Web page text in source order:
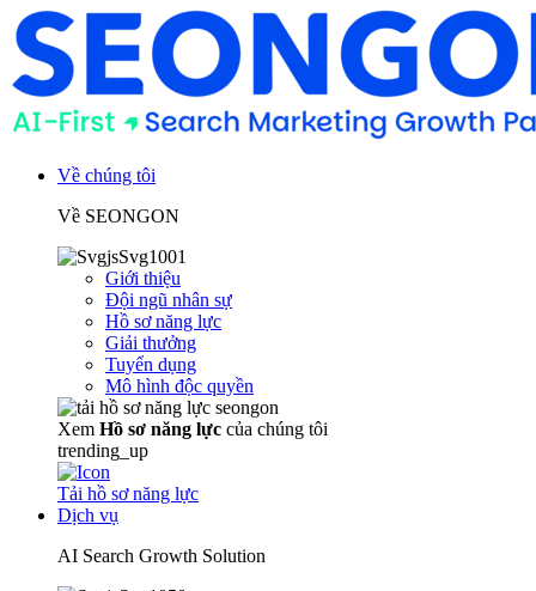
Về chúng tôi
Về SEONGON
Giới thiệu
Đội ngũ nhân sự
Hồ sơ năng lực
Giải thưởng
Tuyển dụng
Mô hình độc quyền
Xem Hồ sơ năng lực của chúng tôi
trending_up
Tải hồ sơ năng lực
Dịch vụ
AI Search Growth Solution